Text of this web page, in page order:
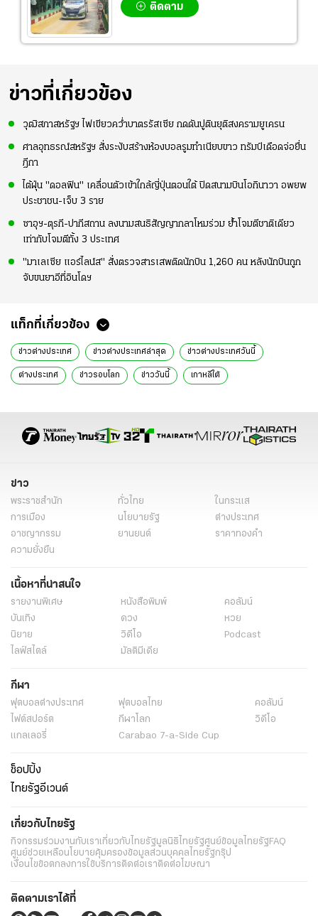
ติดตาม
ข่าวที่เกี่ยวข้อง
วุฒิสภาสหรัฐฯ ไฟเขียวคว่ำบาตรรัสเซีย กดดันปูตินยุติสงครามยูเครน
ศาลอุทธรณ์สหรัฐฯ สั่งระงับสร้างห้องบอลรูมทำเนียบขาว ทรัมป์เดือดจ่อยื่น
ฎีกา
ไต้ฝุ่น "ดอลฟิน" เคลื่อนตัวเข้าใกล้ญี่ปุ่นตอนใต้ ปิดสนามบินโอกินาวา อพยพ
ประชาชน-เจ็บ 3 ราย
ซาอุฯ-ตุรกี-ปากีสถาน ลงนามสนธิสัญญากลาโหมร่วม ย้ำโจมตีชาติเดียว
เท่ากับโจมตีทั้ง 3 ประเทศ
"มาเลเซีย แอร์ไลน์ส" สั่งตรวจสารเสพติดนักบิน 1,260 คน หลังนักบินถูก
จับขนยาอีที่อินโดฯ
แท็กที่เกี่ยวข้อง
ข่าวต่างประเทศ ข่าวต่างประเทศล่าสุด ข่าวต่างประเทศวันนี้
ต่างประเทศ ข่าวรอบโลก ข่าววันนี้ เกาหลีใต้
ข่าว
พระราชสำนัก ทั่วไทย
ในกระแส
การเมือง
นโยบายรัฐ
ต่างประเทศ
อาชญากรรม
ยานยนต์
ราคาทองคำ
ความยั่งยืน
เนื้อหาที่น่าสนใจ
รายงานพิเศษ หนังสือพิมพ์
คอลัมน์
บันเทิง
ดวง
หวย
นิยาย
วิดีโอ
Podcast
ไลฟ์สไตล์
มัลติมีเดีย
กีฬา
ฟุตบอลต่่างประเทศ ฟุตบอลไทย
คอลัมน์
ไฟต์สปอร์ต
กีฬาโลก
วิดีโอ
แกลเลอรี่
Carabao 7-a-Side Cup
ช็อปปิ้ง
ไทยรัฐอีเวนต์
เกี่ยวกับไทยรัฐ
กิจกรรมร่วมงานกับเราเกี่ยวกับไทยรัฐมูลนิธิไทยรัฐศูนย์ข้อมูลไทยรัฐFAQ
ศูนย์ช่วยเหลือนโยบายคุ้มครองข้อมูลส่วนบุคคลไทยรัฐกรุ๊ป
เงื่อนไขข้อตกลงการใช้บริการติดต่อเราติดต่อโฆษณา
ติดตามเราได้ที่